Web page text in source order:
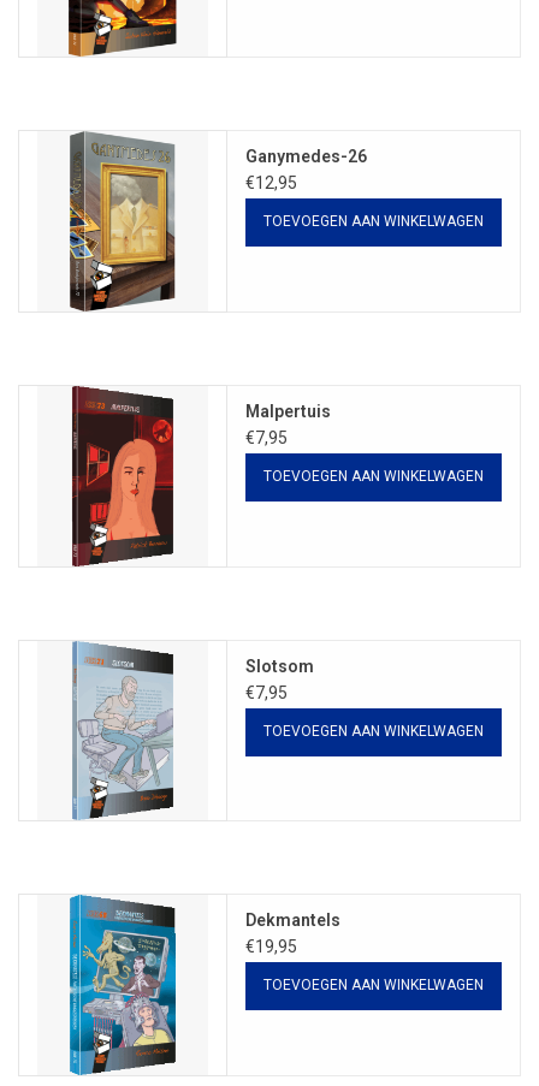
Ganymedes-26
€12,95
TOEVOEGEN AAN WINKELWAGEN
Malpertuis
€7,95
TOEVOEGEN AAN WINKELWAGEN
Slotsom
€7,95
TOEVOEGEN AAN WINKELWAGEN
Dekmantels
€19,95
TOEVOEGEN AAN WINKELWAGEN